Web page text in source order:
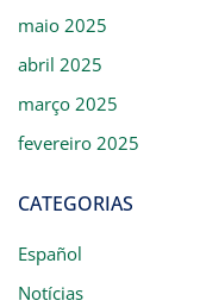
maio 2025
abril 2025
março 2025
fevereiro 2025
CATEGORIAS
Español
Notícias